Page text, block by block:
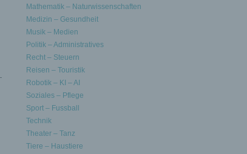
Mathematik – Naturwissenschaften
Medizin – Gesundheit
Musik – Medien
Politik – Administratives
Recht – Steuern
Reisen – Touristik
Robotik – KI – AI
Soziales – Pflege
Sport – Fussball
Technik
Theater – Tanz
Tiere – Haustiere